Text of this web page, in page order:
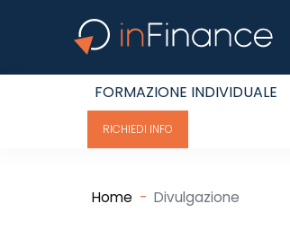
FORMAZIONE INDIVIDUALE
RICHIEDI INFO
Home Divulgazione